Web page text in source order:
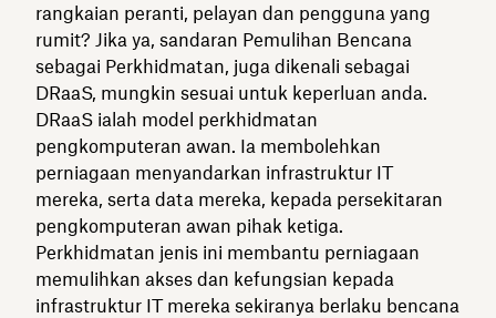
rangkaian peranti, pelayan dan pengguna yang
rumit? Jika ya, sandaran Pemulihan Bencana
sebagai Perkhidmatan, juga dikenali sebagai
DRaaS, mungkin sesuai untuk keperluan anda.
DRaaS ialah model perkhidmatan
pengkomputeran awan. Ia membolehkan
perniagaan menyandarkan infrastruktur IT
mereka, serta data mereka, kepada persekitaran
pengkomputeran awan pihak ketiga.
Perkhidmatan jenis ini membantu perniagaan
memulihkan akses dan kefungsian kepada
infrastruktur IT mereka sekiranya berlaku bencana